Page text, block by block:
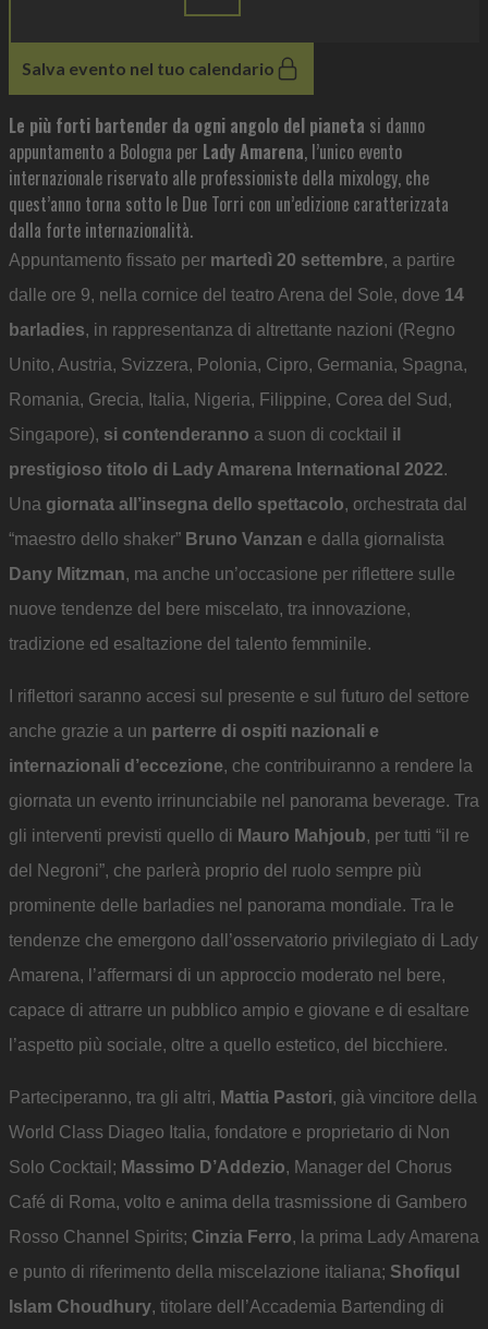
Salva evento nel tuo calendario
Le più forti bartender da ogni angolo del pianeta si danno
appuntamento a Bologna per Lady Amarena, l’unico evento
internazionale riservato alle professioniste della mixology, che
quest’anno torna sotto le Due Torri con un’edizione caratterizzata
dalla forte internazionalità.
Appuntamento fissato per martedì 20 settembre, a partire
dalle ore 9, nella cornice del teatro Arena del Sole, dove 14
barladies, in rappresentanza di altrettante nazioni (Regno
Unito, Austria, Svizzera, Polonia, Cipro, Germania, Spagna,
Romania, Grecia, Italia, Nigeria, Filippine, Corea del Sud,
Singapore), si contenderanno a suon di cocktail il
prestigioso titolo di Lady Amarena International 2022.
Una giornata all’insegna dello spettacolo, orchestrata dal
“maestro dello shaker” Bruno Vanzan e dalla giornalista
Dany Mitzman, ma anche un’occasione per riflettere sulle
nuove tendenze del bere miscelato, tra innovazione,
tradizione ed esaltazione del talento femminile.
I riflettori saranno accesi sul presente e sul futuro del settore
anche grazie a un parterre di ospiti nazionali e
internazionali d’eccezione, che contribuiranno a rendere la
giornata un evento irrinunciabile nel panorama beverage. Tra
gli interventi previsti quello di Mauro Mahjoub, per tutti “il re
del Negroni”, che parlerà proprio del ruolo sempre più
prominente delle barladies nel panorama mondiale. Tra le
tendenze che emergono dall’osservatorio privilegiato di Lady
Amarena, l’affermarsi di un approccio moderato nel bere,
capace di attrarre un pubblico ampio e giovane e di esaltare
l’aspetto più sociale, oltre a quello estetico, del bicchiere.
Parteciperanno, tra gli altri, Mattia Pastori, già vincitore della
World Class Diageo Italia, fondatore e proprietario di Non
Solo Cocktail; Massimo D’Addezio, Manager del Chorus
Café di Roma, volto e anima della trasmissione di Gambero
Rosso Channel Spirits; Cinzia Ferro, la prima Lady Amarena
e punto di riferimento della miscelazione italiana; Shofiqul
Islam Choudhury, titolare dell’Accademia Bartending di